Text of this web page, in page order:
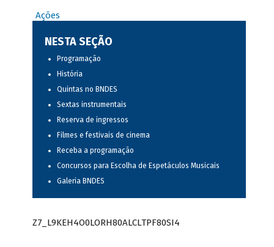
Ações
NESTA SEÇÃO
Programação
História
Quintas no BNDES
Sextas instrumentais
Reserva de ingressos
Filmes e festivais de cinema
Receba a programação
Concursos para Escolha de Espetáculos Musicais
Galeria BNDES
Z7_L9KEH4O0LORH80ALCLTPF80SI4